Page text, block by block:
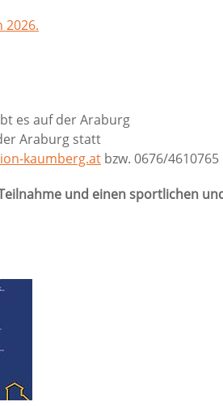
2026.
es auf der Araburg
Araburg statt
kaumberg.at bzw. 0676/4610765
und einen sportlichen